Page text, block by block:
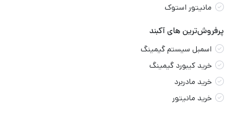
مانیتور استوک
پرفروش‌ترین های آکبند
اسمبل سیستم گیمینگ
خرید کیبورد گیمینگ
خرید مادربرد
خرید مانیتور